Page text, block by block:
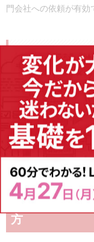
門会社への依頼が有効
自社サイトで
自社サイトでSEOラ
する場合は、募集を
したいコンテンツに
ります。ただし、ラ
るため、必ずテスト
るといいでしょう。
これNGです
方